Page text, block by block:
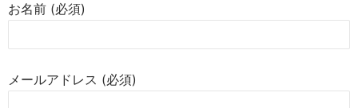
お名前 (必須)
メールアドレス (必須)